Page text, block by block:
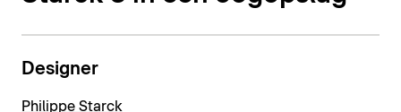
Designer
Philippe Starck